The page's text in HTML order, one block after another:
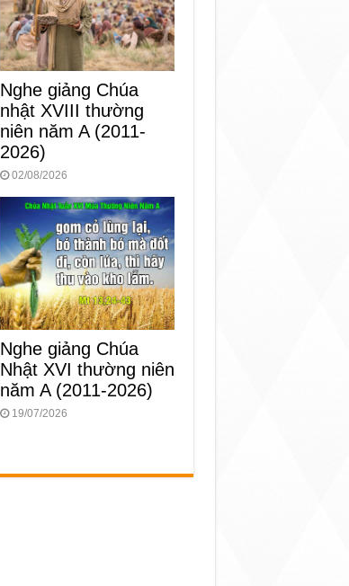
Nghe giảng Chúa
nhật XVIII thường
niên năm A (2011-
2026)
02/08/2026
Nghe giảng Chúa
Nhật XVI thường niên
năm A (2011-2026)
19/07/2026